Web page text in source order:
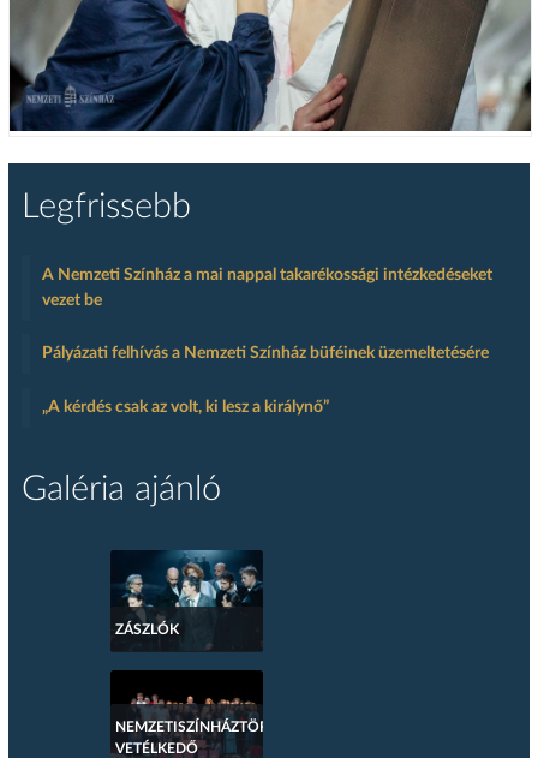
Legfrissebb
A Nemzeti Színház a mai nappal takarékossági intézkedéseket
vezet be
Pályázati felhívás a Nemzeti Színház büféinek üzemeltetésére
„A kérdés csak az volt, ki lesz a királynő”
Galéria ajánló
ZÁSZLÓK
NEMZETISZÍNHÁZTÖRTÉNETI
VETÉLKEDŐ